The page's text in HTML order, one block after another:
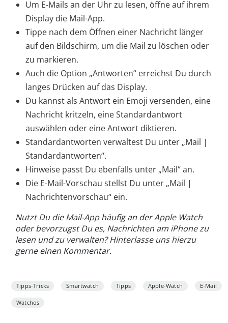
Um E-Mails an der Uhr zu lesen, öffne auf ihrem
Display die Mail-App.
Tippe nach dem Öffnen einer Nachricht länger
auf den Bildschirm, um die Mail zu löschen oder
zu markieren.
Auch die Option „Antworten“ erreichst Du durch
langes Drücken auf das Display.
Du kannst als Antwort ein Emoji versenden, eine
Nachricht kritzeln, eine Standardantwort
auswählen oder eine Antwort diktieren.
Standardantworten verwaltest Du unter „Mail |
Standardantworten“.
Hinweise passt Du ebenfalls unter „Mail“ an.
Die E-Mail-Vorschau stellst Du unter „Mail |
Nachrichtenvorschau“ ein.
Nutzt Du die Mail-App häufig an der Apple Watch
oder bevorzugst Du es, Nachrichten am iPhone zu
lesen und zu verwalten? Hinterlasse uns hierzu
gerne einen Kommentar.
Tipps-Tricks Smartwatch Tipps Apple-Watch E-Mail
Watchos